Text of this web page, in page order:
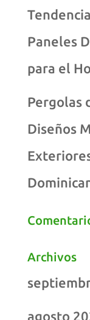
Paneles
para el
Pergolas
Diseños
Archivos
agosto